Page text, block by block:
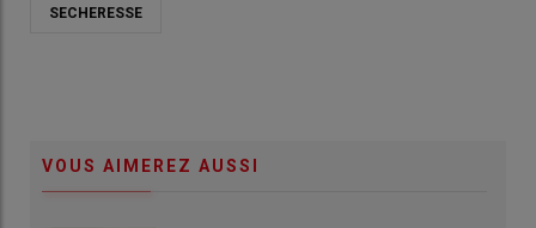
SECHERESSE
VOUS AIMEREZ AUSSI